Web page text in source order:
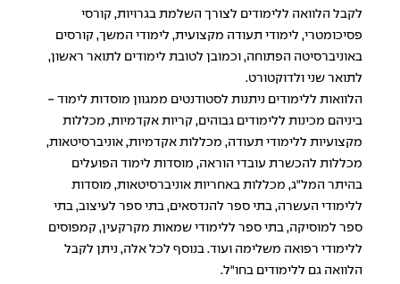
לקבל הלוואה ללימודים לצורך השלמת בגרויות, קורסי
פסיכומטרי, לימודי תעודה מקצועית, לימודי המשך, קורסים
באוניברסיטה הפתוחה, וכמובן לטובת לימודים לתואר ראשון,
לתואר שני ולדוקטורט.
הלוואות ללימודים ניתנות לסטודנטים ממגוון מוסדות לימוד -
ביניהם מכינות ללימודים גבוהים, קריות אקדמיות, מכללות
מקצועיות ללימודי תעודה, מכללות אקדמיות, אוניברסיטאות,
מכללות להכשרת עובדי הוראה, מוסדות לימוד הפועלים
בהיתר המל"ג, מכללות באחריות אוניברסיטאות, מוסדות
ללימודי העשרה, בתי ספר להנדסאים, בתי ספר לעיצוב, בתי
ספר למוסיקה, בתי ספר ללימודי שמאות מקרקעין, קמפוסים
ללימודי רפואה משלימה ועוד. בנוסף לכל אלה, ניתן לקבל
הלוואה גם ללימודים בחו"ל.